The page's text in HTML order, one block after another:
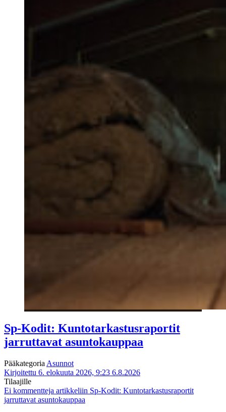
Sp-Kodit: Kuntotarkastusraportit
jarruttavat asuntokauppaa
Pääkategoria Asunnot
Kirjoitettu 6. elokuuta 2026, 9:23 6.8.2026
Tilaajille
Ei kommentteja artikkeliin Sp-Kodit: Kuntotarkastusraportit
jarruttavat asuntokauppaa